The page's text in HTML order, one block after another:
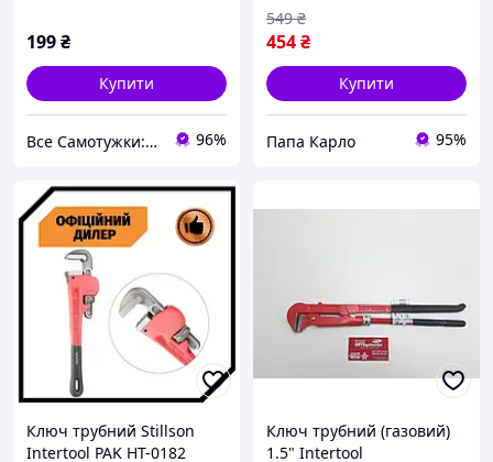
199₴
Купити
Все Самотужки: магазин елементів кріплення, товарів для саду та дому 96%
454₴
549 ₴
Купити
Папа Карло 95%
Ключ трубний Stillson
Intertool PAK HT-0182
Ключ трубний (газовий)
1.5" Intertool